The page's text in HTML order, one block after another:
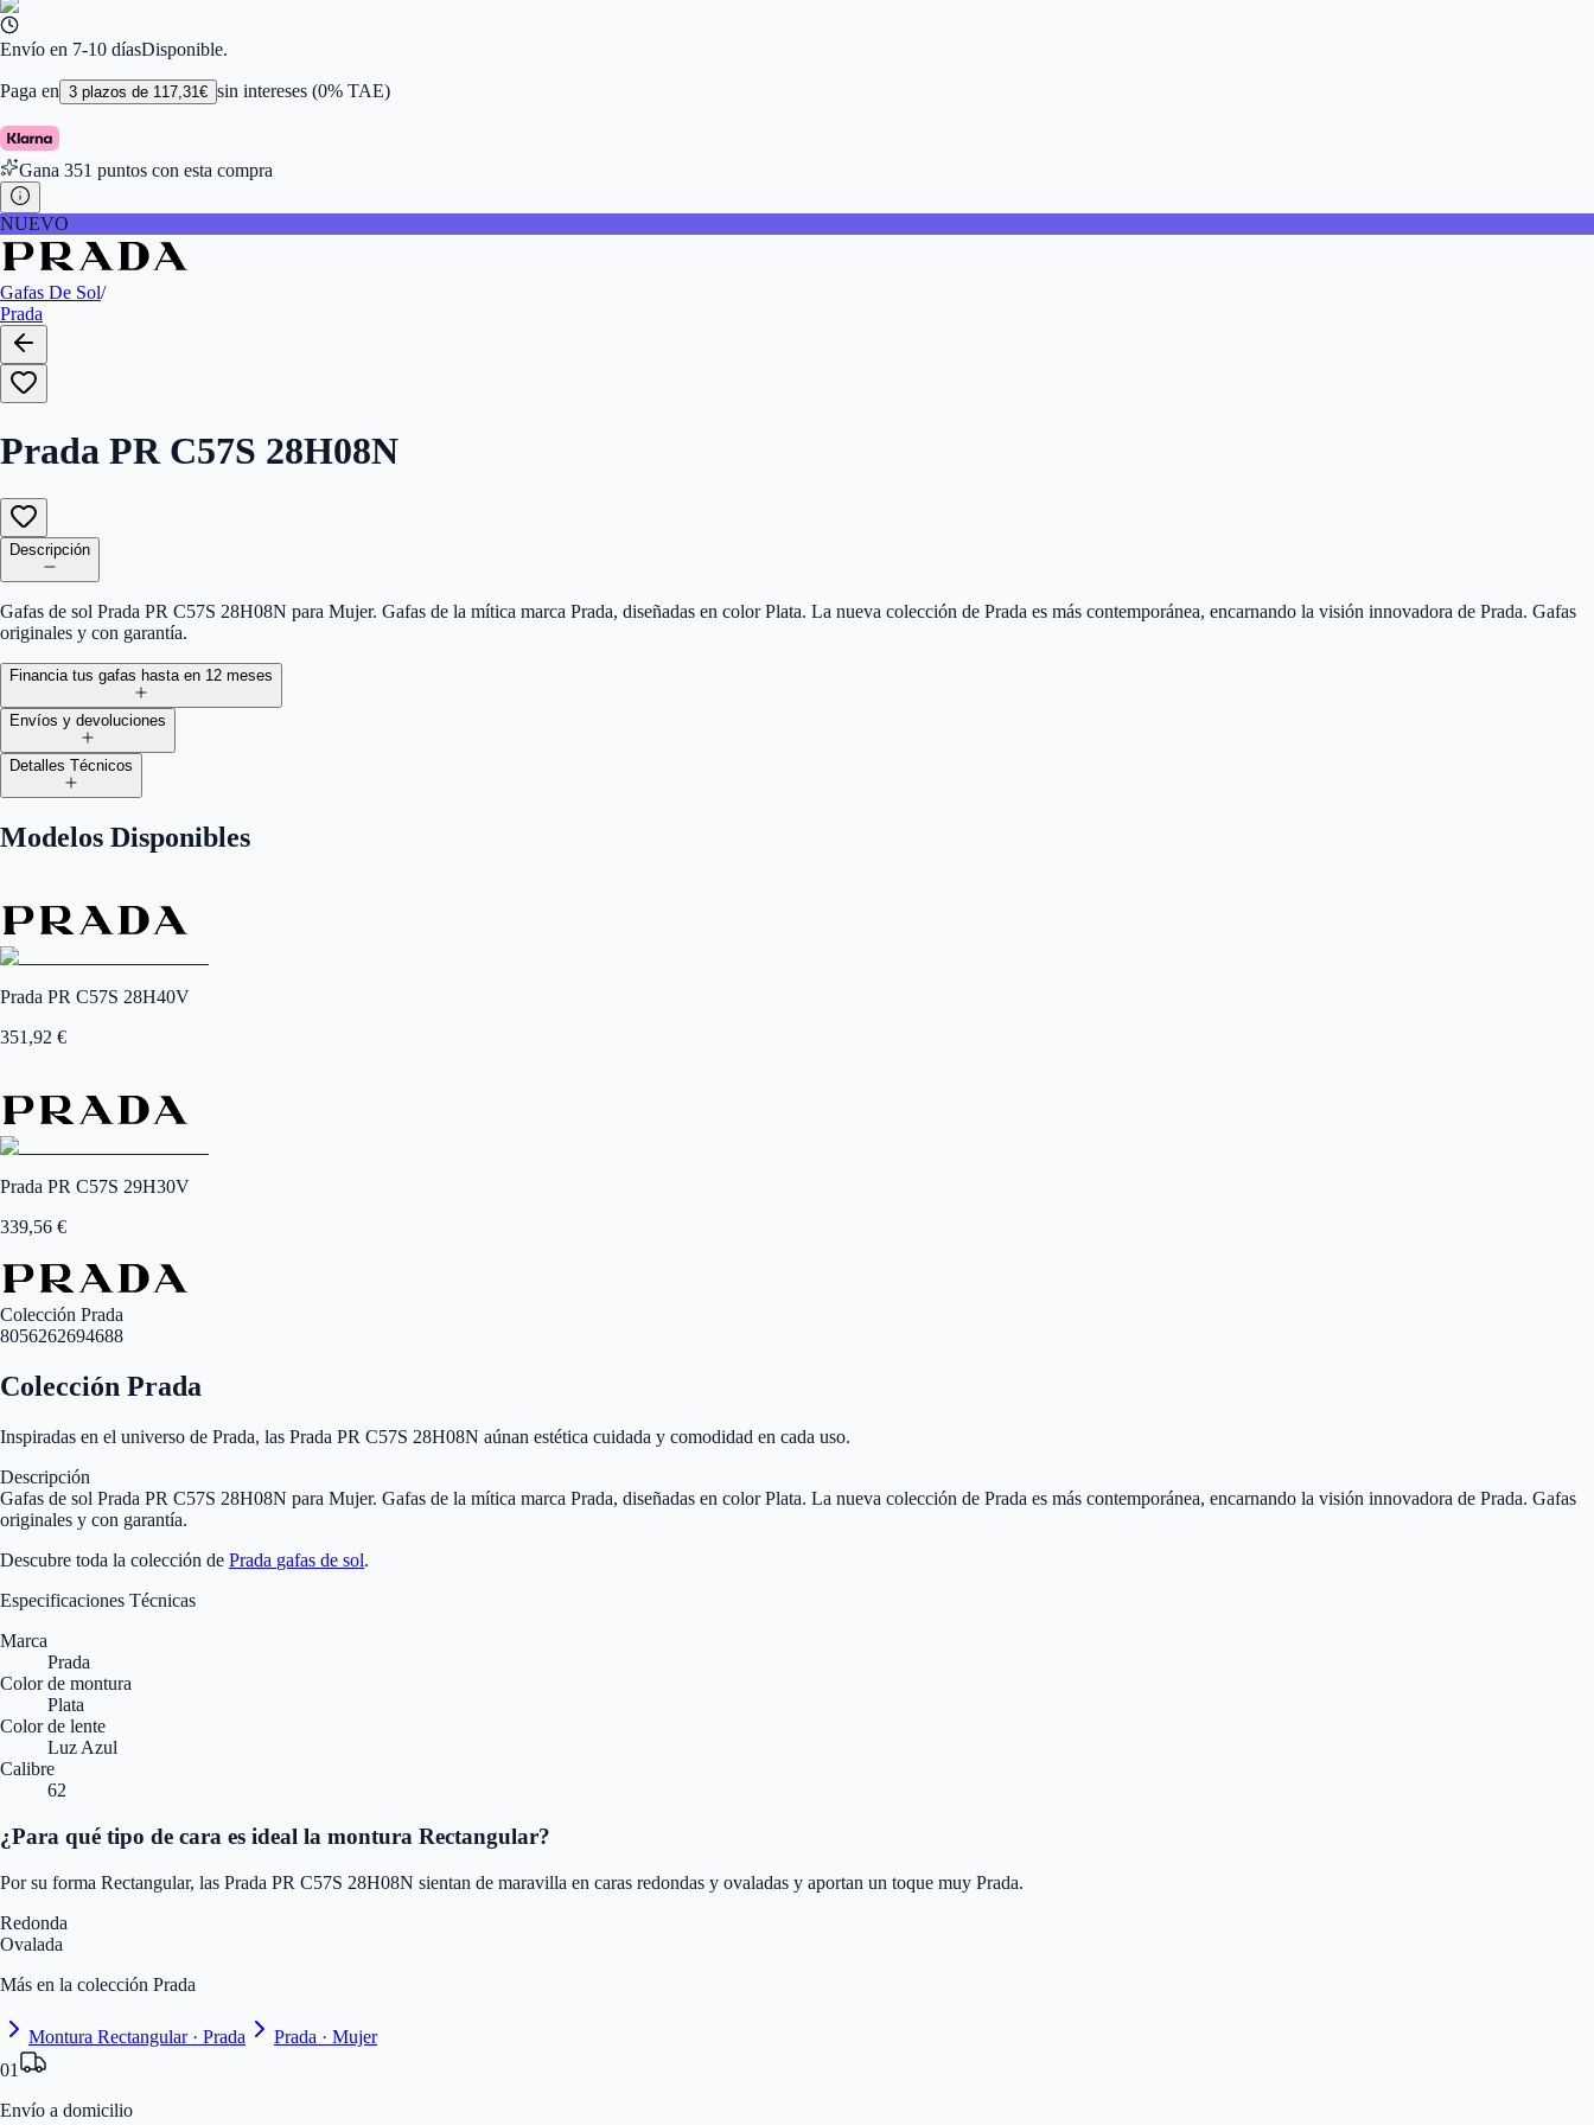
Color de Lentes:Luz Azul
Forma:Rectangular
Género:Mujer
Largo de la Varilla (mm)
Marca
Tipo de Cristales: Normales
Envío en 7-10 díasDisponible.
Paga en 3 plazos de 117,31€ sin intereses (0% TAE)
Gana 351 puntos con esta compra
NUEVO
Gafas De Sol/
Prada
Prada PR C57S 28H08N
Descripción
Gafas de sol Prada PR C57S 28H08N para Mujer. Gafas de la mítica marca Prada, diseñadas en color Plata. La nueva colección de Prada es más contemporánea, encarnando la visión innovadora de Prada. Gafas
originales y con garantía.
Financia tus gafas hasta en 12 meses
Envíos y devoluciones
Detalles Técnicos
Modelos Disponibles
Prada PR C57S 28H40V
351,92 €
Prada PR C57S 29H30V
339,56 €
Colección Prada
8056262694688
Colección Prada
Inspiradas en el universo de Prada, las Prada PR C57S 28H08N aúnan estética cuidada y comodidad en cada uso.
Descripción
Gafas de sol Prada PR C57S 28H08N para Mujer. Gafas de la mítica marca Prada, diseñadas en color Plata. La nueva colección de Prada es más contemporánea, encarnando la visión innovadora de Prada. Gafas
originales y con garantía.
Descubre toda la colección de Prada gafas de sol.
Especificaciones Técnicas
Marca
Prada
Color de montura
Plata
Color de lente
Luz Azul
Calibre
62
¿Para qué tipo de cara es ideal la montura Rectangular?
Por su forma Rectangular, las Prada PR C57S 28H08N sientan de maravilla en caras redondas y ovaladas y aportan un toque muy Prada.
Redonda
Ovalada
Más en la colección Prada
Montura Rectangular · Prada
Prada · Mujer
01
Envío a domicilio